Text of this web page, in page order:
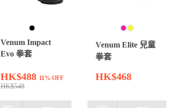
Venum Impact
Evo 拳套
HK$488 11% OFF
HK$548
Venum Elite 兒童
拳套
HK$468